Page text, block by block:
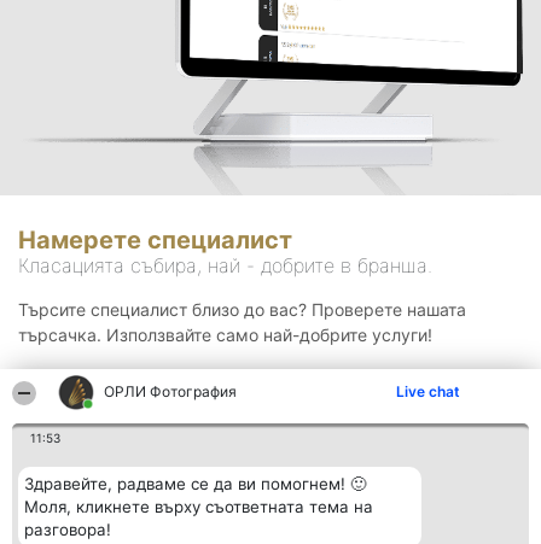
ОРЛИ Фотография Live chat
11:53
Здравейте, радваме се да ви помогнем! 🙂
Моля, кликнете върху съответната тема на
разговора!
Намерете специалист
Класацията събира, най - добрите в бранша.
Търсите специалист близо до вас? Проверете нашата
търсачка. Използвайте само най-добрите услуги!